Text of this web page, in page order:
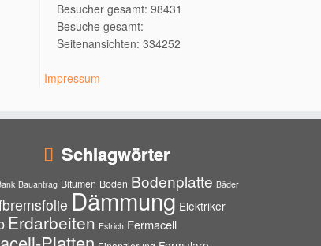
Besucher gesamt: 98431
Besuche gesamt:
Seitenansichten: 334252
Impressum
Schlagwörter
Bauantrag Bitumen Boden Bodenplatte Bäder
Dämmung Elektriker
Erdarbeiten Estrich Fermacell